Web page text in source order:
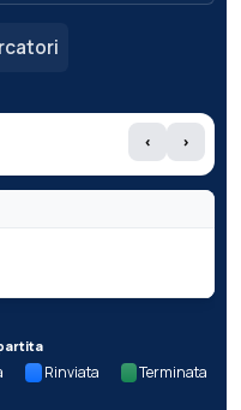
‹ ›
Rinviata Terminata